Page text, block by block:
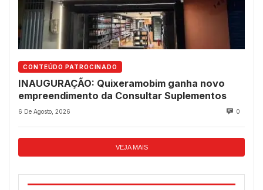
CONTEÚDO PATROCINADO
INAUGURAÇÃO: Quixeramobim ganha novo
empreendimento da Consultar Suplementos
6 De Agosto, 2026 0
VEJA MAIS